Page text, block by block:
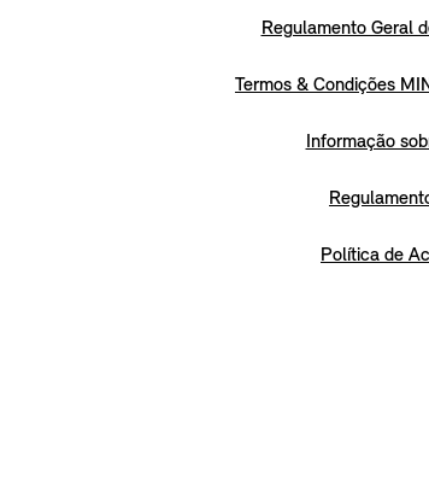
Regulamento Geral
Termos & Condições
Informação
Política de